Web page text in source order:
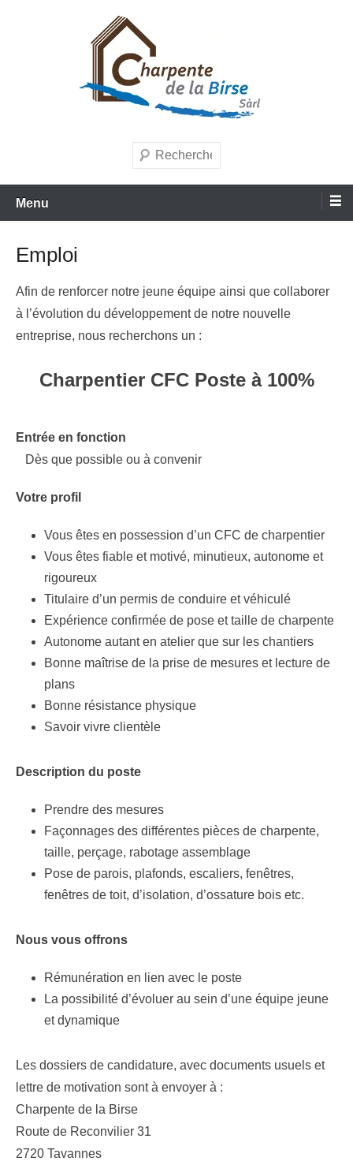
Recherche
Menu
Emploi
Afin de renforcer notre jeune équipe ainsi que collaborer
à l’évolution du développement de notre nouvelle
entreprise, nous recherchons un :
Charpentier CFC Poste à 100%
Entrée en fonction
Dès que possible ou à convenir
Votre profil
Vous êtes en possession d’un CFC de charpentier
Vous êtes fiable et motivé, minutieux, autonome et
rigoureux
Titulaire d’un permis de conduire et véhiculé
Expérience confirmée de pose et taille de charpente
Autonome autant en atelier que sur les chantiers
Bonne maîtrise de la prise de mesures et lecture de
plans
Bonne résistance physique
Savoir vivre clientèle
Description du poste
Prendre des mesures
Façonnages des différentes pièces de charpente,
taille, perçage, rabotage assemblage
Pose de parois, plafonds, escaliers, fenêtres,
fenêtres de toit, d’isolation, d’ossature bois etc.
Nous vous offrons
Rémunération en lien avec le poste
La possibilité d’évoluer au sein d’une équipe jeune
et dynamique
Les dossiers de candidature, avec documents usuels et
lettre de motivation sont à envoyer à :
Charpente de la Birse
Route de Reconvilier 31
2720 Tavannes